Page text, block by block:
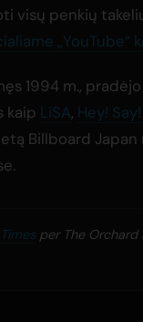
visų penkių
„YouTube“
1994 m.,
kaip LiSA, Hey!
Billboard
per The Orchard